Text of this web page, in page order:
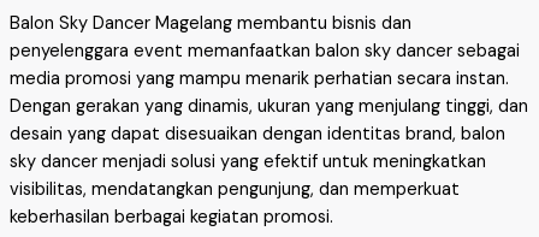
Balon Sky Dancer Magelang membantu bisnis dan
penyelenggara event memanfaatkan balon sky dancer sebagai
media promosi yang mampu menarik perhatian secara instan.
Dengan gerakan yang dinamis, ukuran yang menjulang tinggi, dan
desain yang dapat disesuaikan dengan identitas brand, balon
sky dancer menjadi solusi yang efektif untuk meningkatkan
visibilitas, mendatangkan pengunjung, dan memperkuat
keberhasilan berbagai kegiatan promosi.